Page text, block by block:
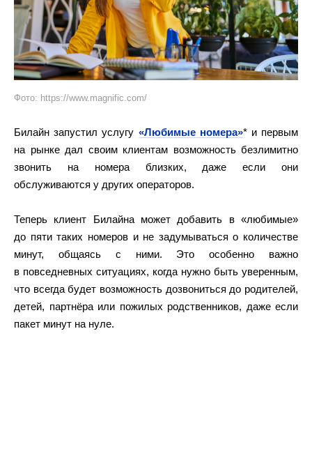
Фото: https://www.magnific.com/
Билайн запустил услугу «Любимые номера»* и первым
на рынке дал своим клиентам возможность безлимитно
звонить на номера близких, даже если они
обслуживаются у других операторов.
Теперь клиент Билайна может добавить в «любимые»
до пяти таких номеров и не задумываться о количестве
минут, общаясь с ними. Это особенно важно
в повседневных ситуациях, когда нужно быть уверенным,
что всегда будет возможность дозвониться до родителей,
детей, партнёра или пожилых родственников, даже если
пакет минут на нуле.